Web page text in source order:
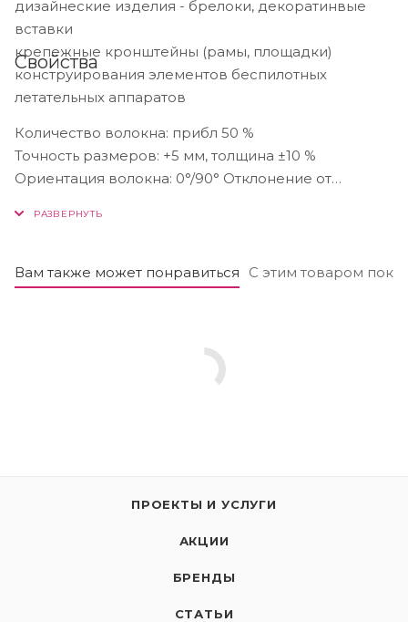
дизайнеские изделия - брелоки, декоратинвые
вставки
крепежные кронштейны (рамы, площадки)
конструирования элементов беспилотных
летательных аппаратов
Свойства
Количество волокна: прибл 50 %
Точность размеров: +5 мм, толщина ±10 %
Ориентация волокна: 0°/90° Отклонение от
Внешний вид: сторона 1 - глянцевая или матовая,
без покрытия; сторона 2 - матовая, шероховатая
Вам также может понравиться С этим товаром
ПРОЕКТЫ И УСЛУГИ
АКЦИИ
БРЕНДЫ
СТАТЬИ